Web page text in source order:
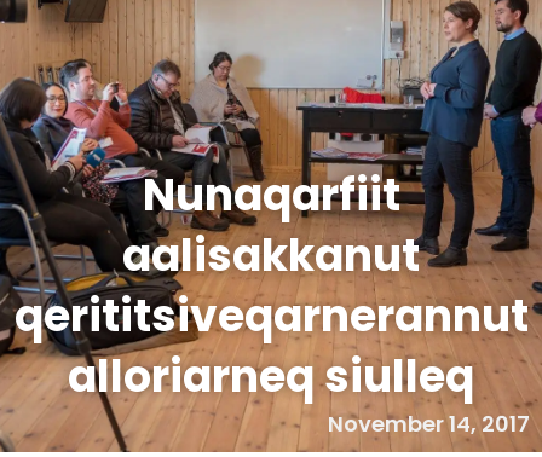
Nunaqarfiit
aalisakkanut
qerititsiveqarnerannut
alloriarneq siulleq
November 14, 2017